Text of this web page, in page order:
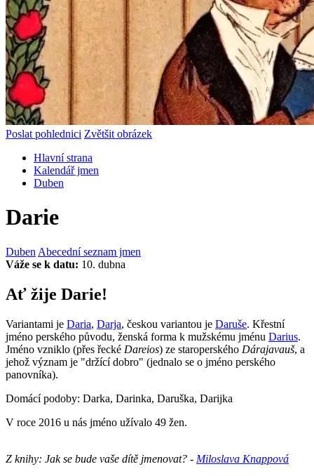
Poslat pohlednici Zvětšit obrázek
Hlavní strana
Kalendář jmen
Duben
Darie
Duben Abecední seznam jmen
Váže se k datu: 10. dubna
Ať žije Darie!
Variantami je Daria, Darja, českou variantou je Daruše. Křestní
jméno perského původu, ženská forma k mužskému jménu Darius.
Jméno vzniklo (přes řecké Dareios) ze staroperského Dárajavauš, a
jehož význam je "držící dobro" (jednalo se o jméno perského
panovníka).
Domácí podoby: Darka, Darinka, Daruška, Darijka
V roce 2016 u nás jméno užívalo 49 žen.
Z knihy: Jak se bude vaše dítě jmenovat? - Miloslava Knappová